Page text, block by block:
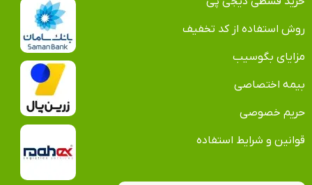
روش استفاده از کد تخفیف
مزایای بگوسیب
بیمه اختصاصی
حریم خصوصی
قوانین و شرایط استفاده